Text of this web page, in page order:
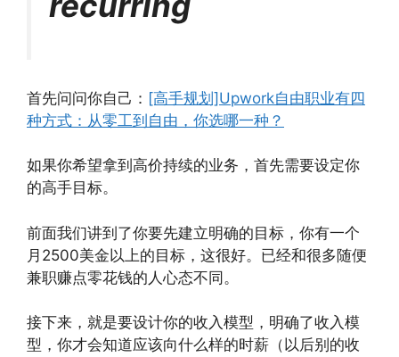
首先问问你自己： [高手规划]Upwork自由职业有四
种方式：从零工到自由，你选哪一种？
如果你希望拿到高价持续的业务，首先需要设定你
的高手目标。
前面我们讲到了你要先建立明确的目标，你有一个
月2500美金以上的目标，这很好。已经和很多随便
兼职赚点零花钱的人心态不同。
接下来，就是要设计你的收入模型，明确了收入模
型，你才会知道应该向什么样的时薪（以后别的收